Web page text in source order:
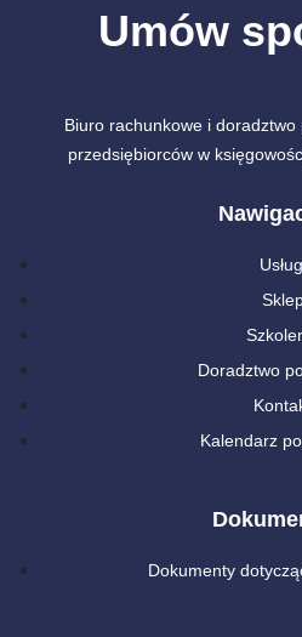
Umów
Biuro rachunkowe i
przedsiębiorców w
Doradztwo
Kalendarz
Dokumenty